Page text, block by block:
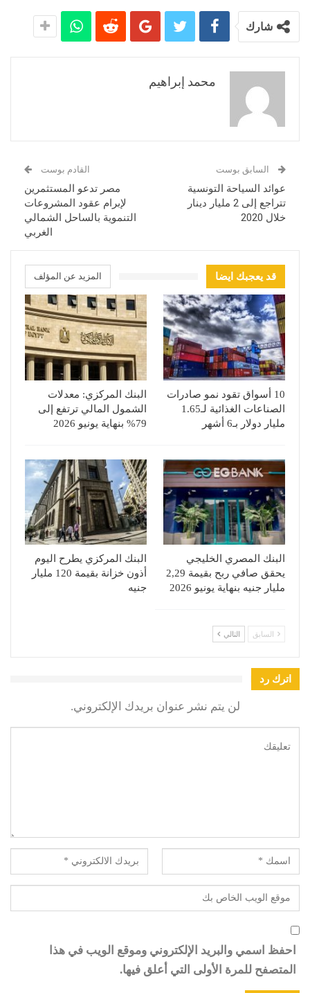
شارك
محمد إبراهيم
السابق بوست
عوائد السياحة التونسية
تتراجع إلى 2 مليار دينار
خلال 2020
القادم بوست
مصر تدعو المستثمرين
لإبرام عقود المشروعات
التنموية بالساحل الشمالي
الغربي
قد يعجبك ايضا المزيد عن المؤلف
10 أسواق تقود نمو صادرات
الصناعات الغذائية لـ1.65
مليار دولار بـ6 أشهر
البنك المركزي: معدلات
الشمول المالي ترتفع إلى
79% بنهاية يونيو 2026
البنك المصري الخليجي
يحقق صافي ربح بقيمة 2,29
مليار جنيه بنهاية يونيو 2026
البنك المركزي يطرح اليوم
أذون خزانة بقيمة 120 مليار
جنيه
السابق التالي
اترك رد
لن يتم نشر عنوان بريدك الإلكتروني.
احفظ اسمي والبريد الإلكتروني وموقع الويب في هذا
المتصفح للمرة الأولى التي أعلق فيها.